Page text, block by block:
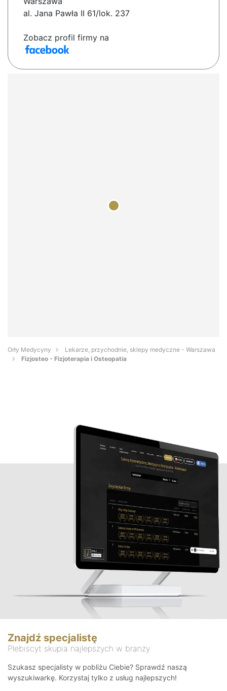
al. Jana Pawła II 61/lok. 237
Zobacz profil firmy na
Orły Medycyny
Lekarze, przychodnie, sklepy medyczne - Warszawa
Fizjosteo - Fizjoterapia i Osteopatia
Znajdź specjalistę
Plebiscyt skupia najlepszych w branży
Szukasz specjalisty w pobliżu Ciebie? Sprawdź naszą
wyszukiwarkę. Korzystaj tylko z usług najlepszych!